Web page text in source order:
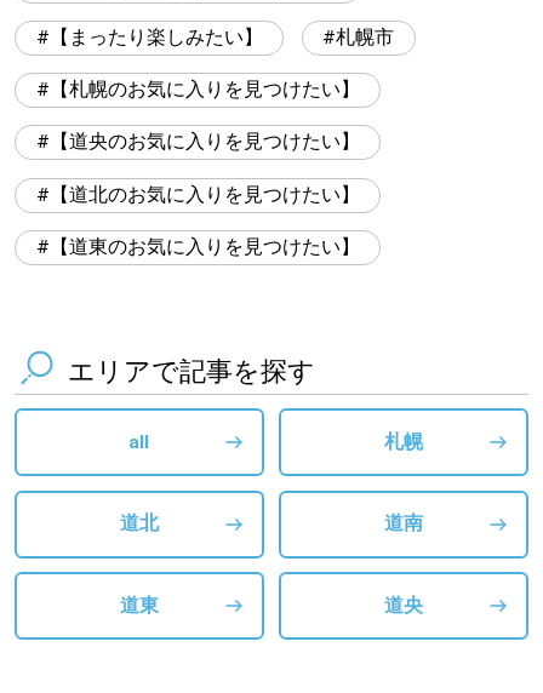
【まったり楽しみたい】 札幌市
【札幌のお気に入りを見つけたい】
【道央のお気に入りを見つけたい】
【道北のお気に入りを見つけたい】
【道東のお気に入りを見つけたい】
エリアで記事を探す
all 札幌
道北 道南
道東 道央